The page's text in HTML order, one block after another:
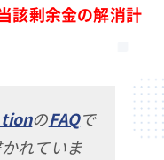
該剰余金の解消計
のFAQで
れていま